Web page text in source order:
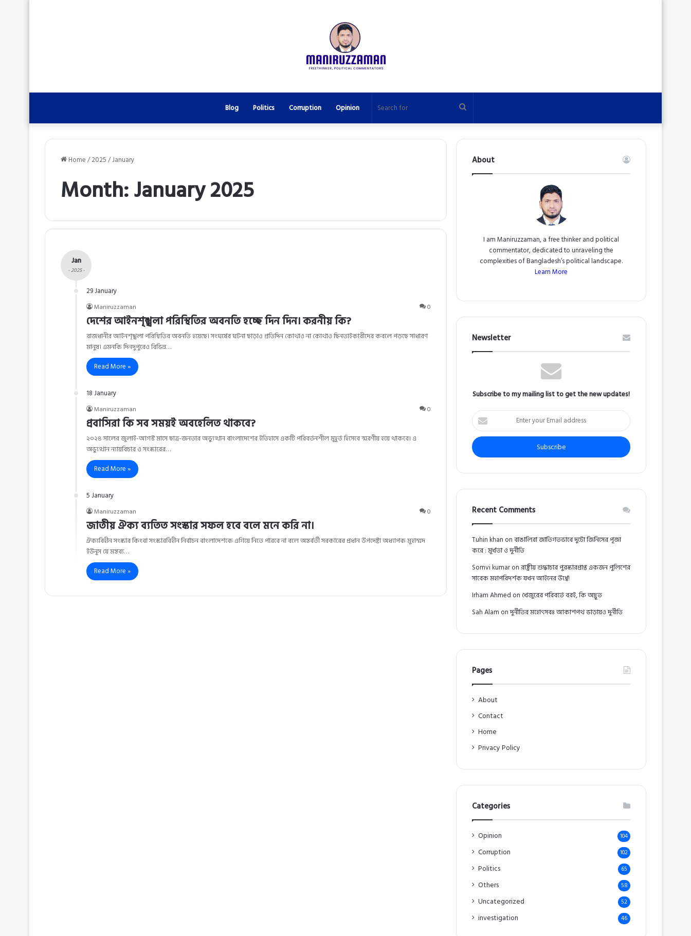
Blog Politics Corruption Opinion Search
for
Home/2025/January
Month:January 2025
Jan
- 2025 -
29 January
Maniruzzaman 0
দেশের আইনশৃঙ্খলা পরিস্থিতির অবনতি হচ্ছে দিন দিন। করনীয় কি?
রাজধানীর আইনশৃঙ্খলা পরিস্থিতির অবনতি হয়েছে। সংঘর্ষের ঘটনা ছাড়াও প্রতিদিন কোথাও না কোথাও ছিনতাইকারীদের কবলে পড়ছে সাধারণ
মানুষ। এমনকি দিনদুপুরেও বিভিন্ন…
Read More »
18 January
Maniruzzaman 0
প্রবাসিরা কি সব সময়ই অবহেলিত থাকবে?
২০২৪ সালের জুলাই-আগস্ট মাসে ছাত্র-জনতার অভ্যুত্থান বাংলাদেশের ইতিহাসে একটি পরিবর্তনশীল মুহূর্ত হিসেবে স্মরণীয় হয়ে থাকবে। এ
অভ্যুত্থান ন্যায়বিচার ও সংস্কারের…
Read More »
5 January
Maniruzzaman 0
জাতীয় ঐক্য ব্যতিত সংস্কার সফল হবে বলে মনে করি না।
ঐক্যবিহীন সংস্কার কিংবা সংস্কারবিহীন নির্বাচন বাংলাদেশকে এগিয়ে নিতে পারবে না বলে অন্তর্বর্তী সরকারের প্রধান উপদেষ্টা অধ্যাপক মুহাম্মদ
ইউনূস যে মন্তব্য…
Read More »
About
I am Maniruzzaman, a free thinker and political
commentator, dedicated to unraveling the
complexities of Bangladesh’s political landscape.
Learn More
Newsletter
Subscribe to my mailing list to get the new updates!
Enter
your
Email
address
Recent Comments
Tuhin khan onবাঙালিরা জাতিগতভাবে দুটো জিনিসের পূজা
করে : মূর্খতা ও দুর্নীতি
Somvi kumaronরাষ্ট্রীয় শুদ্ধাচার পুরস্কারপ্রাপ্ত একজন পুলিশের
সাবেক মহাপরিদর্শক যখন আইনের উর্ধ্বে!
Irham Ahmed on খেজুরের পরিবর্তে বরই, কি অদ্ভুত
Sah Alam onদুর্নীতির মহোৎসবঃ আকাশপথ ভাড়ায়ও দুর্নীতি
Pages
About
Contact
Home
Privacy Policy
Categories
Opinion 104
Corruption 102
Politics 65
Others 58
Uncategorized 52
investigation 46